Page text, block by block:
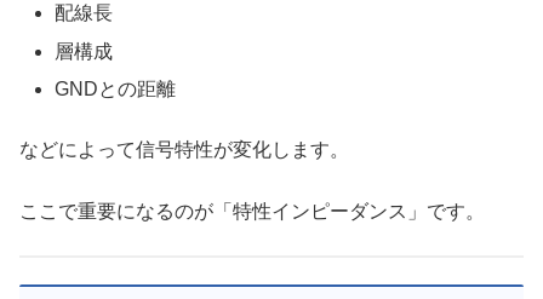
配線長
層構成
GNDとの距離
などによって信号特性が変化します。
ここで重要になるのが「特性インピーダンス」です。